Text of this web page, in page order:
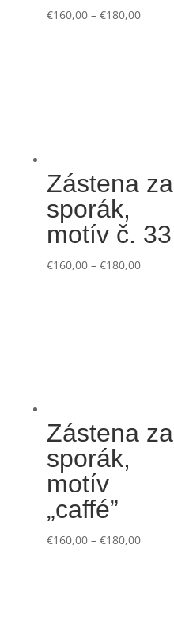
€160,00– €180,00
Zástena za
sporák,
motív č. 33
€160,00– €180,00
Zástena za
sporák,
motív
„caffé”
€160,00– €180,00